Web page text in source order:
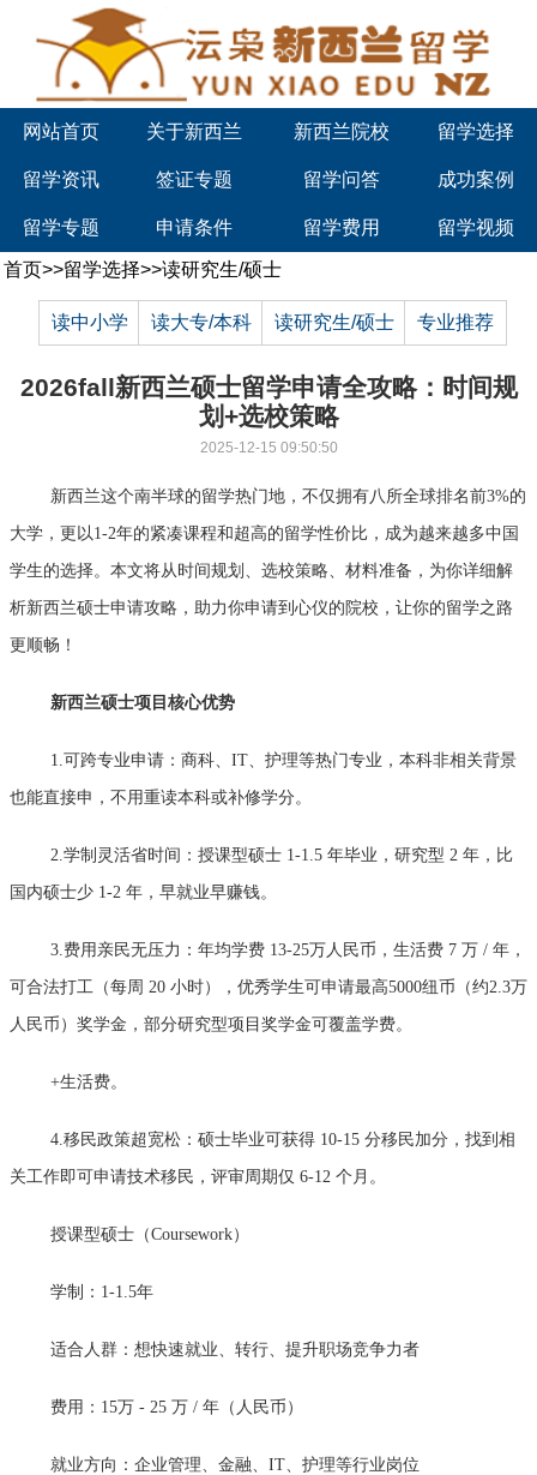
网站首页 关于新西兰 新西兰院校 留学选择
留学资讯 签证专题 留学问答 成功案例
留学专题 申请条件 留学费用 留学视频
首页>>留学选择>>读研究生/硕士
读中小学 读大专/本科 读研究生/硕士 专业推荐
2026fall新西兰硕士留学申请全攻略：时间规
划+选校策略
2025-12-15 09:50:50
新西兰这个南半球的留学热门地，不仅拥有八所全球排名前3%的
大学，更以1-2年的紧凑课程和超高的留学性价比，成为越来越多中国
学生的选择。本文将从时间规划、选校策略、材料准备，为你详细解
析新西兰硕士申请攻略，助力你申请到心仪的院校，让你的留学之路
更顺畅！
新西兰硕士项目核心优势
1.可跨专业申请：商科、IT、护理等热门专业，本科非相关背景
也能直接申，不用重读本科或补修学分。
2.学制灵活省时间：授课型硕士 1-1.5 年毕业，研究型 2 年，比
国内硕士少 1-2 年，早就业早赚钱。
3.费用亲民无压力：年均学费 13-25万人民币，生活费 7 万 / 年，
可合法打工（每周 20 小时），优秀学生可申请最高5000纽币（约2.3万
人民币）奖学金，部分研究型项目奖学金可覆盖学费。
+生活费。
4.移民政策超宽松：硕士毕业可获得 10-15 分移民加分，找到相
关工作即可申请技术移民，评审周期仅 6-12 个月。
授课型硕士（Coursework）
学制：1-1.5年
适合人群：想快速就业、转行、提升职场竞争力者
费用：15万 - 25 万 / 年（人民币）
就业方向：企业管理、金融、IT、护理等行业岗位